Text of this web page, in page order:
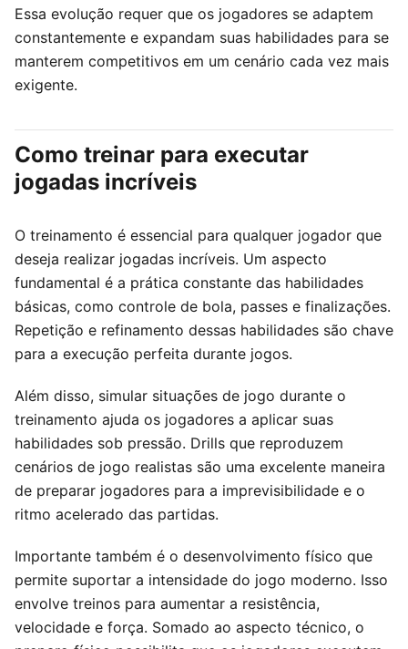
Essa evolução requer que os jogadores se adaptem
constantemente e expandam suas habilidades para se
manterem competitivos em um cenário cada vez mais
exigente.
Como treinar para executar
jogadas incríveis
O treinamento é essencial para qualquer jogador que
deseja realizar jogadas incríveis. Um aspecto
fundamental é a prática constante das habilidades
básicas, como controle de bola, passes e finalizações.
Repetição e refinamento dessas habilidades são chave
para a execução perfeita durante jogos.
Além disso, simular situações de jogo durante o
treinamento ajuda os jogadores a aplicar suas
habilidades sob pressão. Drills que reproduzem
cenários de jogo realistas são uma excelente maneira
de preparar jogadores para a imprevisibilidade e o
ritmo acelerado das partidas.
Importante também é o desenvolvimento físico que
permite suportar a intensidade do jogo moderno. Isso
envolve treinos para aumentar a resistência,
velocidade e força. Somado ao aspecto técnico, o